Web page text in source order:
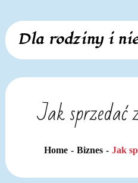
Skip
content
Dla rodziny i
Jak sprzedać
Home Biznes Jak